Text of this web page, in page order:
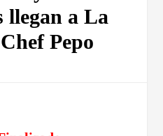
llegan a La
Pepo